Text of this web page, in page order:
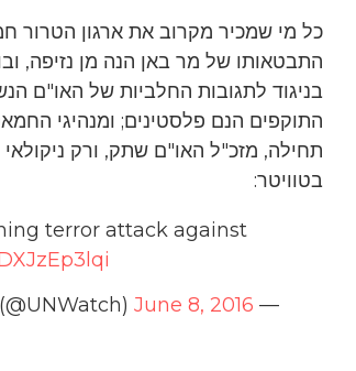
כל מי שמכיר מקרוב את ארגון הטרור
התבטאותו של מר באן הנה מן נזיפה,
בניגוד לתגובות החלביות של האו"ם
התוקפים הנם פלסטינים; ומנהיגי
תחילה, מזכ"ל האו"ם שתק, ורק
בטוויטר:
terror attack against
— UN Watch (@UNWatch)
June 8, 2016